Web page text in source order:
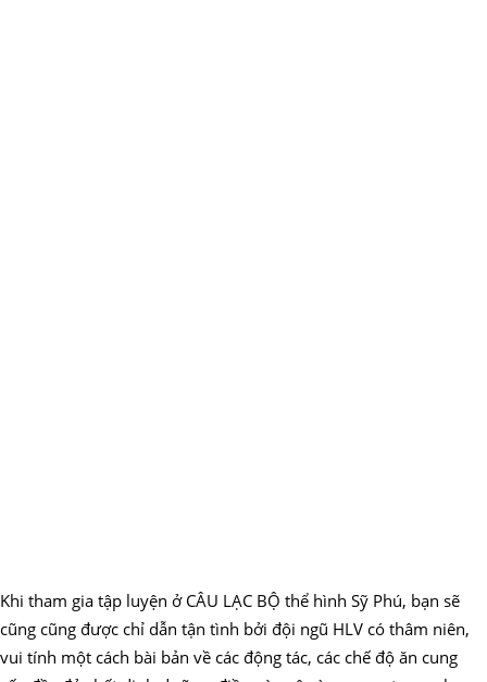
Khi tham gia tập luyện ở CÂU LẠC BỘ thể hình Sỹ Phú, bạn sẽ
cũng cũng được chỉ dẫn tận tình bởi đội ngũ HLV có thâm niên,
vui tính một cách bài bản về các động tác, các chế độ ăn cung